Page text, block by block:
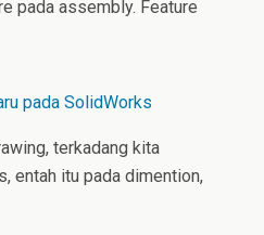
pada assembly. Feature
pada SolidWorks
terkadang kita
entah itu pada dimention,